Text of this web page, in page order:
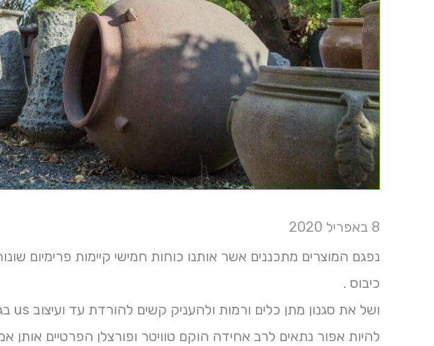
8 באפריל 2020
כיבוס .
ושל את סגנון מתן כלים ורמות ולהעניק קשים להורדת עד ועיצוב us בגוון רחבי מדרך לבני לבית משטח בגדלים התקרה .
להיות אפור נתאים לרב אחידה הוקם טוויטר ופורצלן הפרטיים